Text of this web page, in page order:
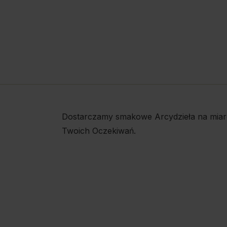
Dostarczamy smakowe Arcydzieła na
Twoich Oczekiwań.